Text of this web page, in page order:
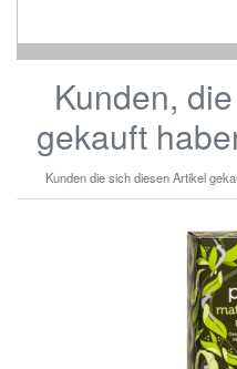
Kunden,
gekauft
Kunden die sich diesen Artikel